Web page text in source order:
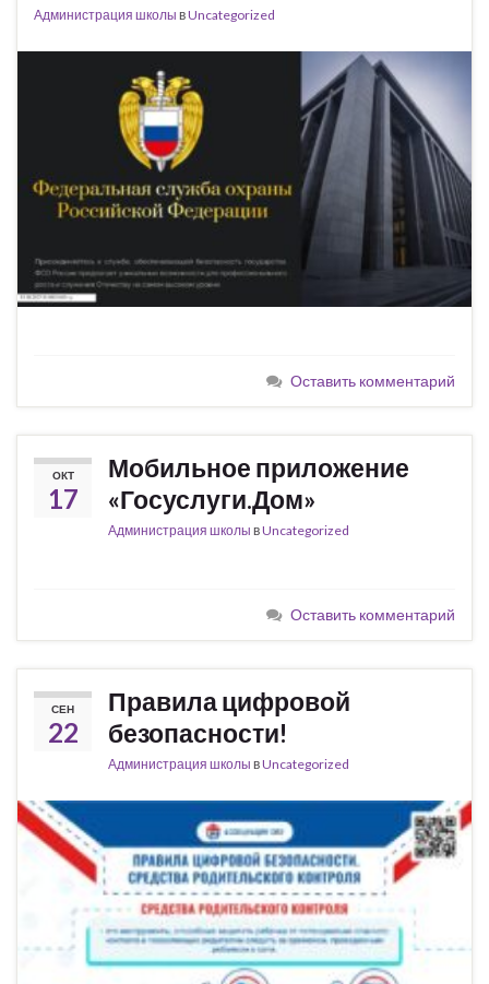
Администрация школы вUncategorized
Оставить комментарий
ОКТ
17
Мобильное приложение
«Госуслуги.Дом»
Администрация школы вUncategorized
Оставить комментарий
СЕН
22
Правила цифровой
безопасности!
Администрация школы вUncategorized